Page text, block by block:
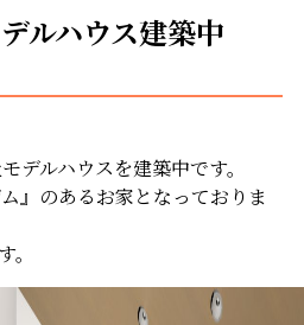
ルハウス建築中
デルハウスを建築中です。
』のあるお家となっておりま